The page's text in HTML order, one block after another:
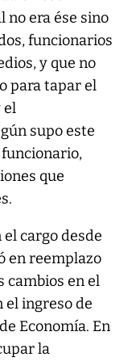
no era ése sino
funcionarios
y que no
para tapar el
el
supo este
que
el cargo desde
en reemplazo
cambios en el
el ingreso de
Economía. En
la